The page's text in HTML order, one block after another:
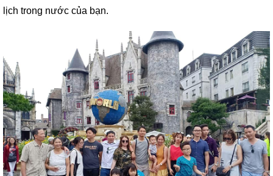
lịch trong nước của bạn.